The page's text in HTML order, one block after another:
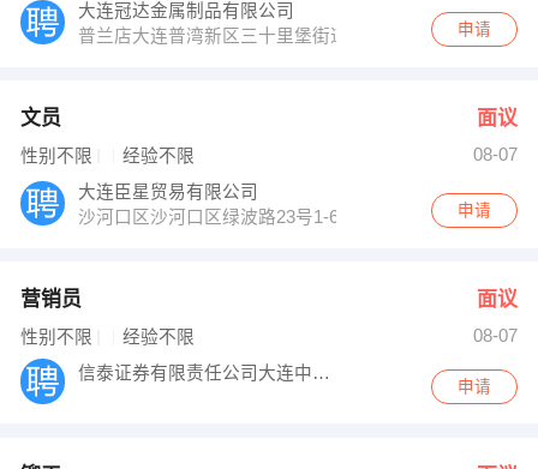
大连冠达金属制品有限公司
普兰店大连普湾新区三十里堡街道宫家村
申请
文员 面议
性别不限 经验不限
08-07
大连臣星贸易有限公司
沙河口区沙河口区绿波路23号1-6-1
申请
营销员 面议
性别不限 经验不限
08-07
信泰证券有限责任公司大连中山广场证券营业
申请